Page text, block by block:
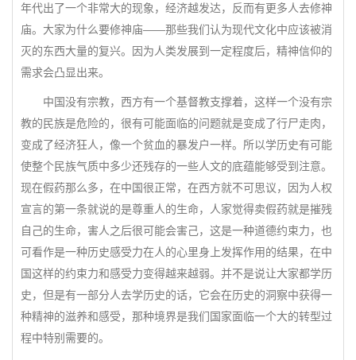
年代出了一个非常大的现象，经济越发达，反而有更多人去修神
庙。大家为什么要修神庙——那些我们认为现代文化中应该被消
灭的东西大量的复兴。因为人类发展到一定程度后，精神信仰的
需求会凸显出来。
中国没有宗教，西方有一个基督教支撑着，这样一个没有宗
教的民族是危险的，很有可能面临的问题就是变成了行尸走肉，
变成了经济狂人，像一个贫血的暴发户一样。所以学历史有可能
使整个民族气质中多少还残存的一些人文的底蕴能够受到注意。
现在假药那么多，在中国很正常，在西方就不可思议，因为人权
宣言的第一条就说的是尊重人的生命，人家觉得卖假药就是摧残
自己的生命，害人之后很可能会害己，这是一种道德约束力，也
可看作是一种历史感受力在人的心里身上发挥作用的结果，在中
国这样的约束力和感受力变得越来越弱。并不是说让大家都学历
史，但是有一部分人去学历史的话，它会在历史的洞察中获得一
种精神的滋养和感受，那种境界是我们国家面临一个大的转型过
程中特别需要的。